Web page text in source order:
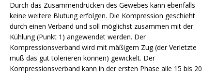
Durch das Zusammendrücken des Gewebes kann ebenfalls
keine weitere Blutung erfolgen. Die Kompression geschieht
durch einen Verband und soll möglichst zusammen mit der
Kühlung (Punkt 1) angewendet werden. Der
Kompressionsverband wird mit mäßigem Zug (der Verletzte
muß das gut tolerieren können) gewickelt. Der
Kompressionsverband kann in der ersten Phase alle 15 bis 20